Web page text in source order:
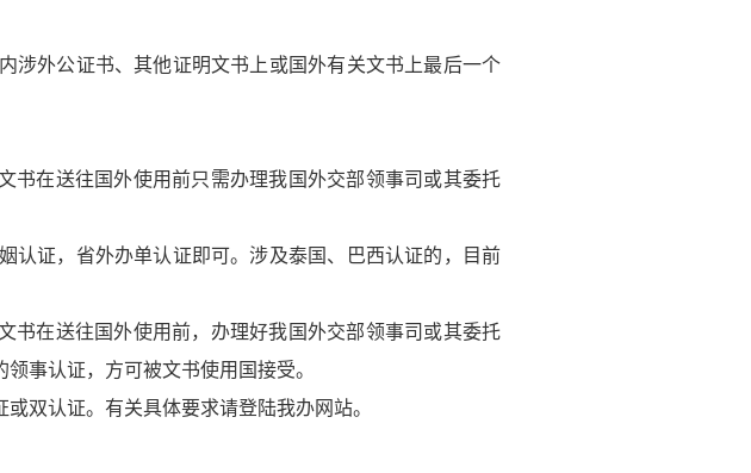
涉外公证书、其他证明文书上或国外有关文书上最后一个
书在送往国外使用前只需办理我国外交部领事司或其委托
证，省外办单认证即可。涉及泰国、巴西认证的，目前
在送往国外使用前，办理好我国外交部领事司或其委托
事认证，方可被文书使用国接受。
双认证。有关具体要求请登陆我办网站。